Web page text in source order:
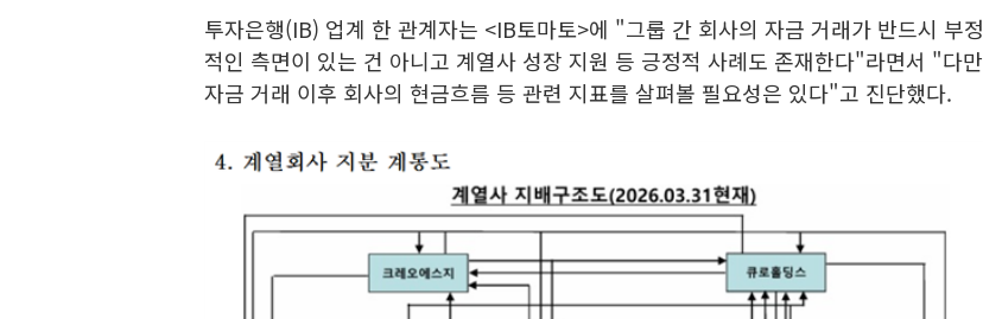
투자은행(IB) 업계 한 관계자는 <IB토마토>에 "그룹 간 회사의 자금 거래가 반드시 부정
적인 측면이 있는 건 아니고 계열사 성장 지원 등 긍정적 사례도 존재한다"라면서 "다만
자금 거래 이후 회사의 현금흐름 등 관련 지표를 살펴볼 필요성은 있다"고 진단했다.